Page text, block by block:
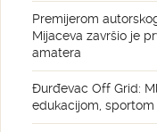
Premijerom
Mijaceva završio je
amatera
Đurđevac Off Grid:
edukacijom,